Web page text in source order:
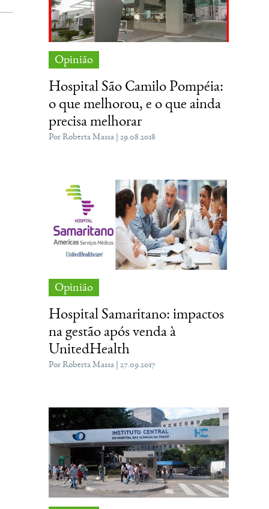
Opinião
Hospital São Camilo Pompéia:
o que melhorou, e o que ainda
precisa melhorar
Por Roberta Massa | 29.08.2018
Opinião
Hospital Samaritano: impactos
na gestão após venda à
UnitedHealth
Por Roberta Massa | 27.09.2017